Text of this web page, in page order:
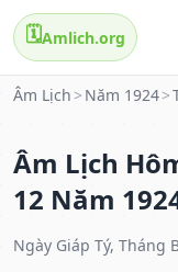
🗓️Amlich.org
Âm Lịch > Năm 1924>
Âm Lịch
12 Năm
Ngày Giáp Tý, Tháng